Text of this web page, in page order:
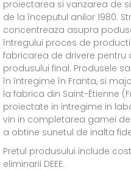
proiectarea si vanzarea de
de la începutul anilor 1980.
concentreaza asupra
întregului proces de
fabricarea de drivere
produsului final. Produsele
în întregime în Franta, si
la fabrica din Saint-Étienne
proiectate in intregime in
vin in completarea gamei
a obtine sunetul de inalta
Pretul produsului include
eliminarii DEEE.